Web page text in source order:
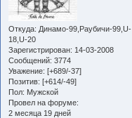
Откуда: Динамо-99,Раубичи-99,U-
18,U-20
Зарегистрирован: 14-03-2008
Сообщений: 3774
Уважение: [+689/-37]
Позитив: [+614/-49]
Пол: Мужской
Провел на форуме:
2 месяца 19 дней